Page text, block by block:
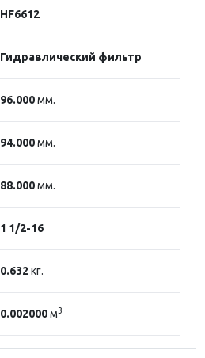
HF6612
Гидравлический фильтр
96.000мм.
94.000мм.
88.000мм.
1 1/2-16
0.632кг.
0.002000м3